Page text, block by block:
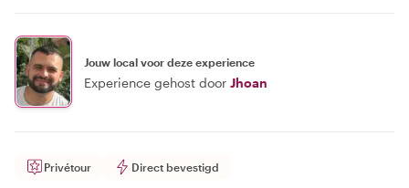
Jouw local voor deze experience
Experience gehost door Jhoan
Privétour Direct bevestigd